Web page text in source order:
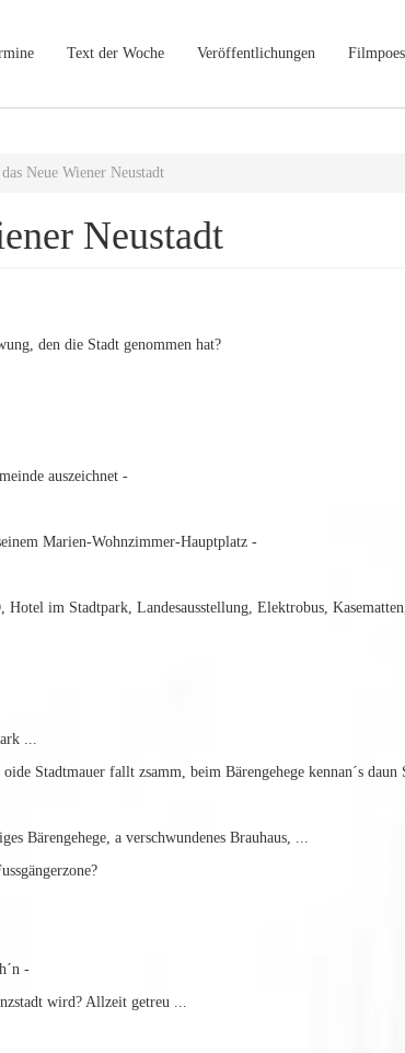
Text der Woche Veröffentlichungen
Neue Wiener Neustadt
Neustadt
den die Stadt genommen hat?
auszeichnet -
Marien-Wohnzimmer-Hauptplatz -
im Stadtpark, Landesausstellung, Elektrobus,
...
Stadtmauer fallt zsamm, beim Bärengehege kennan´s daun
Bärengehege, a verschwundenes Brauhaus, ...
-
wird? Allzeit getreu ...